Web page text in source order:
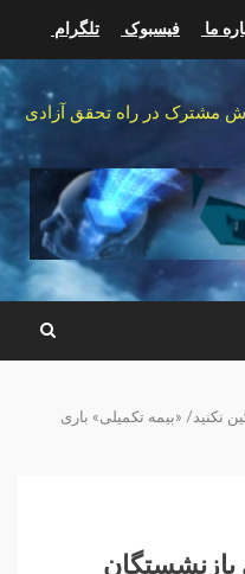
ما فیسبوک تلگرام
مشترک در راه تحقق آزادی
نکنید/ «بیمه تکمیلی» باری
بازنشستگان